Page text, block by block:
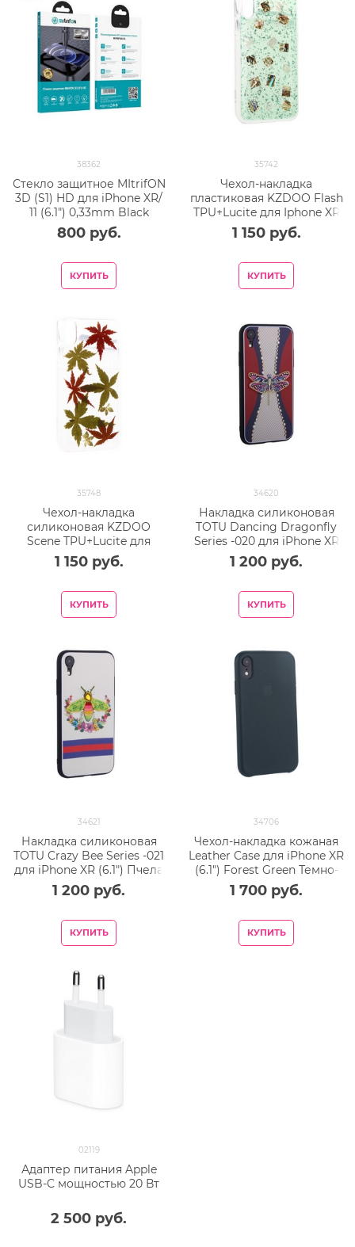
38362
Стекло защитное MItrifON
3D (S1) HD для iPhone XR/
11 (6.1") 0,33mm Black
800 руб.
КУПИТЬ
35742
Чехол-накладка
пластиковая KZDOO Flash
TPU+Lucite для Iphone XR
(6.1") силиконовый борт
Зеленая
1 150 руб.
КУПИТЬ
35748
Чехол-накладка
силиконовая KZDOO
Scene TPU+Lucite для
Iphone XR (6.1") Листья
1 150 руб.
КУПИТЬ
34620
Накладка силиконовая
TOTU Dancing Dragonfly
Series -020 для iPhone XR
(6.1") Стрекоза Purple
1 200 руб.
КУПИТЬ
34621
Накладка силиконовая
TOTU Crazy Bee Series -021
для iPhone XR (6.1") Пчела
Red
1 200 руб.
КУПИТЬ
34706
Чехол-накладка кожаная
Leather Case для iPhone XR
(6.1") Forest Green Темно-
зеленый
1 700 руб.
КУПИТЬ
02119
Адаптер питания Apple
USB-C мощностью 20 Вт
2 500 руб.